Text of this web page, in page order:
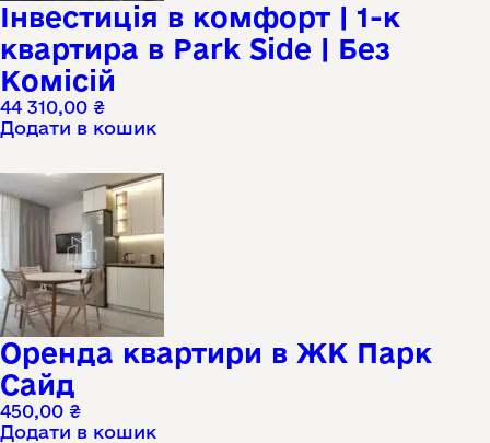
Інвестиція в комфорт | 1-к
квартира в Park Side | Без
Комісій
44 310,00 ₴
Додати в кошик
Оренда квартири в ЖК Парк
Сайд
450,00 ₴
Додати в кошик